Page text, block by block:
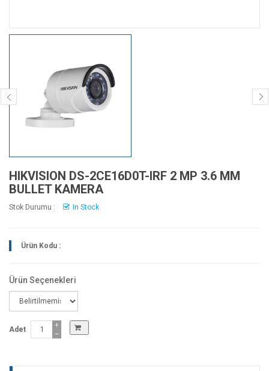
HIKVISION DS-2CE16D0T-IRF 2 MP 3.6 MM
BULLET KAMERA
Stok Durumu : In Stock
Ürün Kodu :
Ürün Seçenekleri
Adet −
+